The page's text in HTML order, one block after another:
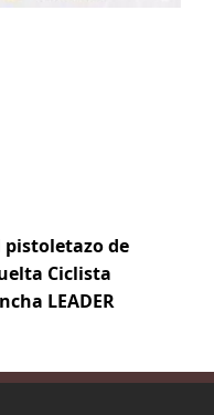
pistoletazo de
Ciclista
LEADER